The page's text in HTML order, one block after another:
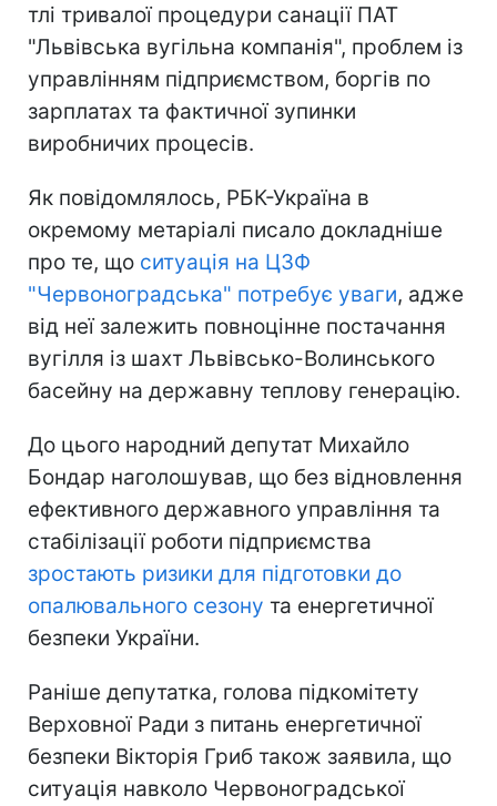
тлі тривалої процедури санації ПАТ
"Львівська вугільна компанія", проблем із
управлінням підприємством, боргів по
зарплатах та фактичної зупинки
виробничих процесів.
Як повідомлялось, РБК-Україна в
окремому метаріалі писало докладніше
про те, що ситуація на ЦЗФ
"Червоноградська" потребує уваги, адже
від неї залежить повноцінне постачання
вугілля із шахт Львівсько-Волинського
басейну на державну теплову генерацію.
До цього народний депутат Михайло
Бондар наголошував, що без відновлення
ефективного державного управління та
стабілізації роботи підприємства
зростають ризики для підготовки до
опалювального сезону та енергетичної
безпеки України.
Раніше депутатка, голова підкомітету
Верховної Ради з питань енергетичної
безпеки Вікторія Гриб також заявила, що
ситуація навколо Червоноградської